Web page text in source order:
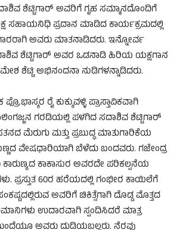
ಶೆಟ್ಟಿಗಾರ್ ಅವರಿಗೆ ಗೃಹ ಸಮ್ಮಾನದೊಂದಿಗೆ
ಸಹಾಯನಿಧಿ ಪ್ರದಾನ ಮಾಡಿದ ಕಾರ್ಯಕ್ರಮದಲ್ಲಿ
ಅವರು ಮಾತನಾಡಿದರು. ಇನ್ನೋರ್ವ
ಶೆಟ್ಟಿಗಾರ್ ಅವರ ಒಡನಾಡಿ ಹಿರಿಯ ಯಕ್ಷಗಾನ
ಶೆಟ್ಟಿ ಅಭಿನಂದನಾ ನುಡಿಗಳನ್ನಾಡಿದರು.
ರೈ ಕುಕ್ಕುವಳ್ಳಿ ಪ್ರಾಸ್ತಾವಿಕವಾಗಿ
ಗರಡಿಯಲ್ಲಿ ಪಳಗಿದ ಸದಾಶಿವ ಶೆಟ್ಟಿಗಾರ್
ಮೆರುಗು ಮತ್ತು ಪ್ರಬುದ್ಧ ಮಾತುಗಾರಿಕೆಯ
ವೇಷಧಾರಿಯಾಗಿ ಬೆಳೆದು ಬಂದವರು. ಗಜೇಂದ್ರ
ಕಾಕಾಸುರ ಅವರದೇ ಪರಿಕಲ್ಪನೆಯ
ಪ್ರಸ್ತುತ 60ರ ಹರೆಯದಲ್ಲಿ ಗಂಭೀರ ಕಾಯಿಲೆಗೆ
ಅವರಿಗೆ ಚಿಕಿತ್ಸೆಗಾಗಿ ದೊಡ್ಡ ಮೊತ್ತದ
ಉದಾರವಾಗಿ ಸ್ಪಂದಿಸಿದರೆ ಮಾತ್ರ